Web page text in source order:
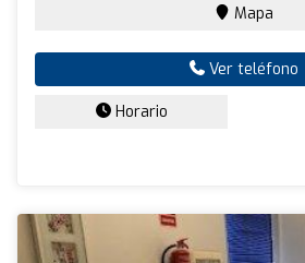
Mapa
Ver teléfono
Horario